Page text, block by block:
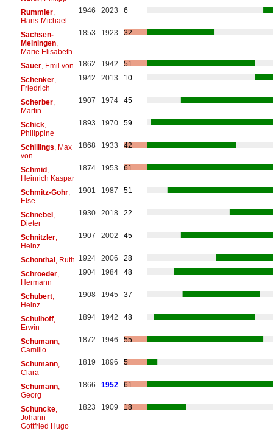
Rummler,
Hans-Michael
1946 2023 6
Sachsen-
Meiningen,
Marie Elisabeth
1853 1923 32
Sauer, Emil von 1862 1942
51
Schenker,
Friedrich
1942 2013 10
Scherber,
Martin
1907 1974 45
Schick,
Philippine
1893 1970 59
Schillings , Max
von
1868 1933 42
Schmid,
Heinrich Kaspar
1874 1953 61
Schmitz-Gohr,
Else
1901 1987 51
Schnebel,
Dieter
1930 2018 22
Schnitzler,
Heinz
1907 2002 45
Schonthal, Ruth 1924 2006
28
Schroeder,
Hermann
1904 1984 48
Schubert,
Heinz
1908 1945 37
Schulhoff,
Erwin
1894 1942 48
Schumann,
Camillo
1872 1946 55
Schumann,
Clara
1819 1896 5
Schumann,
Georg
1866 1952 61
Schuncke,
Johann
Gottfried Hugo
1823 1909 18